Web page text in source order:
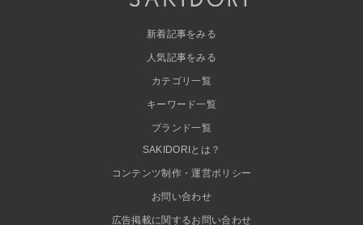
新着記事をみる
人気記事をみる
カテゴリ一覧
キーワード一覧
ブランド一覧
SAKIDORIとは？
コンテンツ制作・運営ポリシー
お問い合わせ
広告掲載に関するお問い合わせ